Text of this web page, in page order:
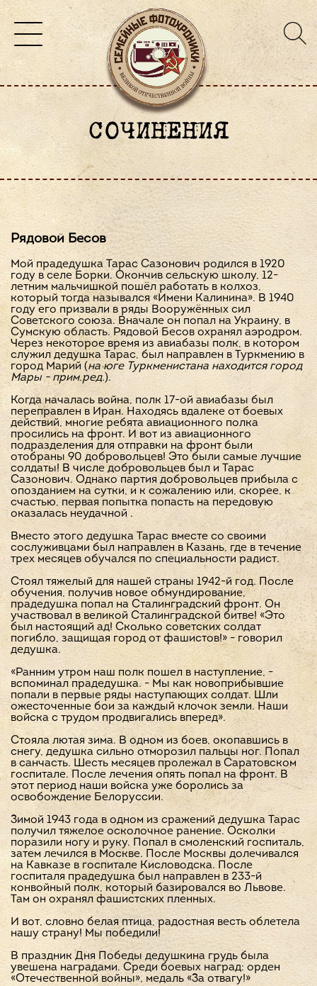
СОЧИНЕНИЯ
Рядовой Бесов
Мой прадедушка Тарас Сазонович родился в 1920
году в селе Борки. Окончив сельскую школу, 12-
летним мальчишкой пошёл работать в колхоз,
который тогда назывался «Имени Калинина». В 1940
году его призвали в ряды Вооружённых сил
Советского союза. Вначале он попал на Украину, в
Сумскую область. Рядовой Бесов охранял аэродром.
Через некоторое время из авиабазы полк, в котором
служил дедушка Тарас, был направлен в Туркмению в
город Марий (на юге Туркменистана находится город
Мары - прим.ред.).
Когда началась война, полк 17-ой авиабазы был
переправлен в Иран. Находясь вдалеке от боевых
действий, многие ребята авиационного полка
просились на фронт. И вот из авиационного
подразделения для отправки на фронт были
отобраны 90 добровольцев! Это были самые лучшие
солдаты! В числе добровольцев был и Тарас
Сазонович. Однако партия добровольцев прибыла с
опозданием на сутки, и к сожалению или, скорее, к
счастью, первая попытка попасть на передовую
оказалась неудачной .
Вместо этого дедушка Тарас вместе со своими
сослуживцами был направлен в Казань, где в течение
трех месяцев обучался по специальности радист.
Стоял тяжелый для нашей страны 1942-й год. После
обучения, получив новое обмундирование,
прадедушка попал на Сталинградский фронт. Он
участвовал в великой Сталинградской битве! «Это
был настоящий ад! Сколько советских солдат
погибло, защищая город от фашистов!» - говорил
дедушка.
«Ранним утром наш полк пошел в наступление, -
вспоминал прадедушка. - Мы как новоприбывшие
попали в первые ряды наступающих солдат. Шли
ожесточенные бои за каждый клочок земли. Наши
войска с трудом продвигались вперед».
Стояла лютая зима. В одном из боев, окопавшись в
снегу, дедушка сильно отморозил пальцы ног. Попал
в санчасть. Шесть месяцев пролежал в Саратовском
госпитале. После лечения опять попал на фронт. В
этот период наши войска уже боролись за
освобождение Белоруссии.
Зимой 1943 года в одном из сражений дедушка Тарас
получил тяжелое осколочное ранение. Осколки
поразили ногу и руку. Попал в смоленский госпиталь,
затем лечился в Москве. После Москвы долечивался
на Кавказе в госпитале Кисловодска. После
госпиталя прадедушка был направлен в 233-й
конвойный полк, который базировался во Львове.
Там он охранял фашистских пленных.
И вот, словно белая птица, радостная весть облетела
нашу страну! Мы победили!
В праздник Дня Победы дедушкина грудь была
увешена наградами. Среди боевых наград: орден
«Отечественной войны», медаль «За отвагу!»